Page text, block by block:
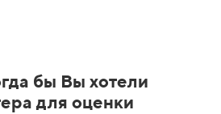
бы Вы хотели
для оценки